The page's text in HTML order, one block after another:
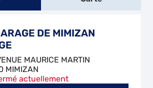
DE MIMIZAN
MAURICE MARTIN
MIMIZAN
actuellement